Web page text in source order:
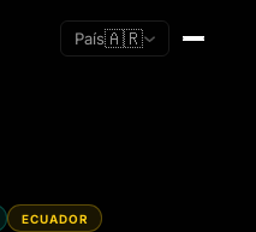
País🇦🇷
ECUADOR